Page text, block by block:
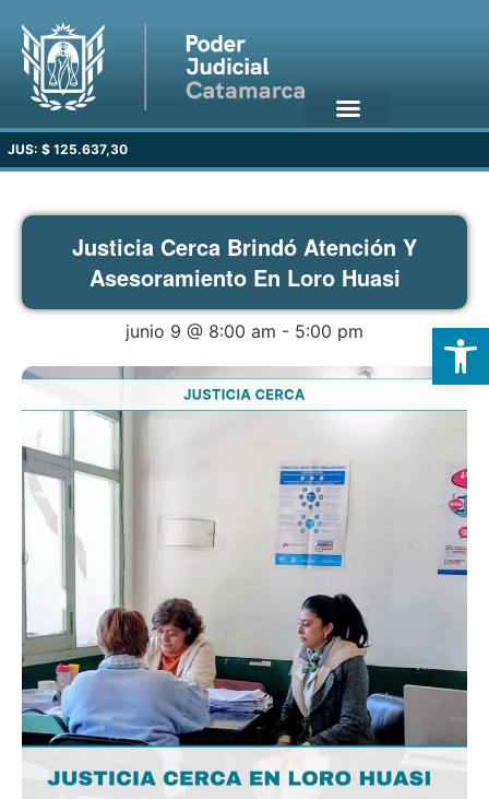
JUS: $ 125.637,30
Justicia Cerca Brindó Atención Y
Asesoramiento En Loro Huasi
junio 9 @ 8:00 am - 5:00 pm